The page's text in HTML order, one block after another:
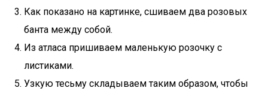
Как показано на картинке, сшиваем два розовых
банта между собой.
Из атласа пришиваем маленькую розочку с
листиками.
Узкую тесьму складываем таким образом, чтобы